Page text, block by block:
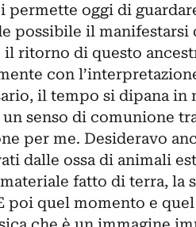
permette oggi di
possibile il manifestarsi
ritorno di questo
con
il tempo si dipana in
senso di comunione
per me. Desideravo
dalle ossa di animali
fatto di terra, la
poi quel momento e